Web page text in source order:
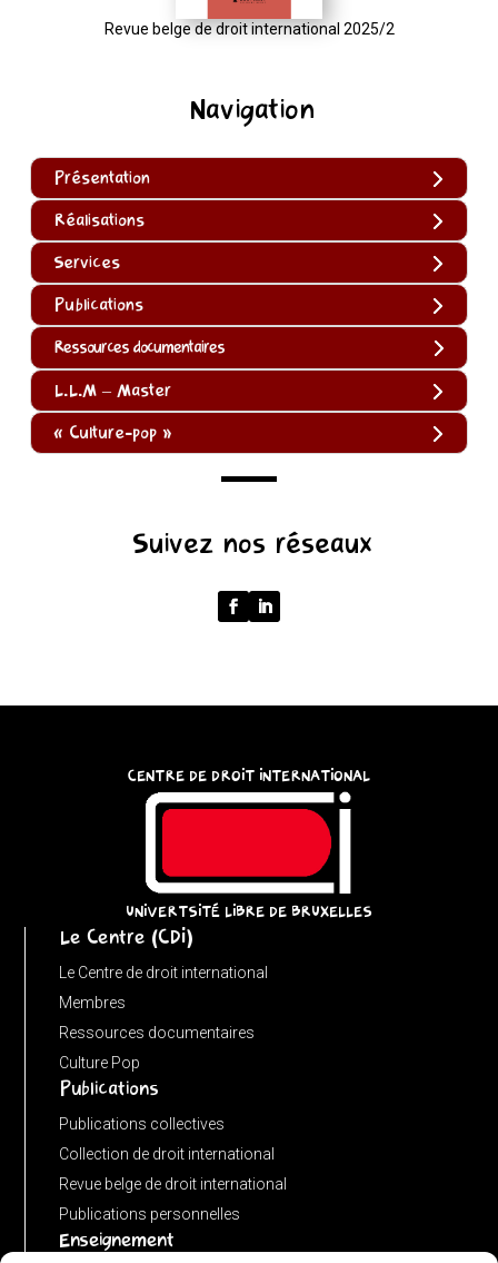
Navigation
Présentation
Réalisations
Services
Publications
Ressources documentaires
L.L.M – Master
« Culture-pop »
input
URL(input,
window.location.href);
u.pathname.toLowerCase().replace(/\/+$/,
Suivez nos réseaux
Revue belge de droit international 2025/2
CENTRE DE DROIT INTERNATIONAL
UNIVERTSITÉ LIBRE DE BRUXELLES
Le Centre (CDI)
Le Centre de droit international
Membres
Ressources documentaires
Culture Pop
Publications
Publications collectives
Collection de droit international
Revue belge de droit international
Publications personnelles
Enseignement